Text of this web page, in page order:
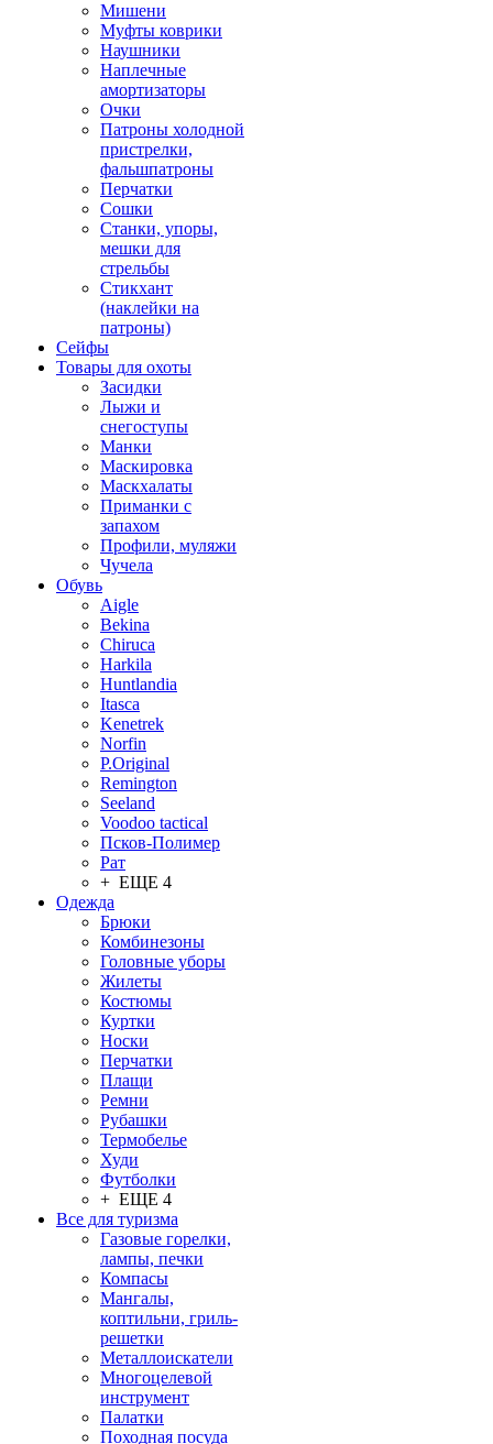
Мишени
Муфты коврики
Наушники
Наплечные
амортизаторы
Очки
Патроны холодной
пристрелки,
фальшпатроны
Перчатки
Сошки
Станки, упоры,
мешки для
стрельбы
Стикхант
(наклейки на
патроны)
Сейфы
Товары для охоты
Засидки
Лыжи и
снегоступы
Манки
Маскировка
Маскхалаты
Приманки с
запахом
Профили, муляжи
Чучела
Обувь
Aigle
Bekina
Chiruсa
Harkila
Huntlandia
Itasca
Kenetrek
Norfin
P.Original
Remington
Seeland
Voodoo tactical
Псков-Полимер
Рат
+ ЕЩЕ 4
Одежда
Брюки
Комбинезоны
Головные уборы
Жилеты
Костюмы
Куртки
Носки
Перчатки
Плащи
Ремни
Рубашки
Термобелье
Худи
Футболки
+ ЕЩЕ 4
Все для туризма
Газовые горелки,
лампы, печки
Компасы
Мангалы,
коптильни, гриль-
решетки
Металлоискатели
Многоцелевой
инструмент
Палатки
Походная посуда